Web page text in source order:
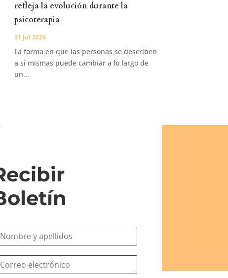
refleja la evolución durante la
psicoterapia
31 Jul 2026
La forma en que las personas se describen
a sí mismas puede cambiar a lo largo de
un...